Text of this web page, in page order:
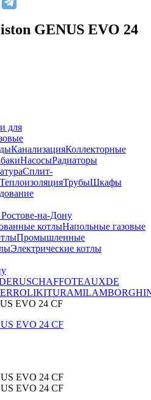
GENUS EVO 24
для
КанализацияКоллекторные
НасосыРадиаторы
Сплит-
ТеплоизоляцияТрубыШкафы
на-Дону
котлыНапольные газовые
Промышленные
Электрические котлы
CHAFFOTEAUXDE
KITURAMI
EVO 24 CF